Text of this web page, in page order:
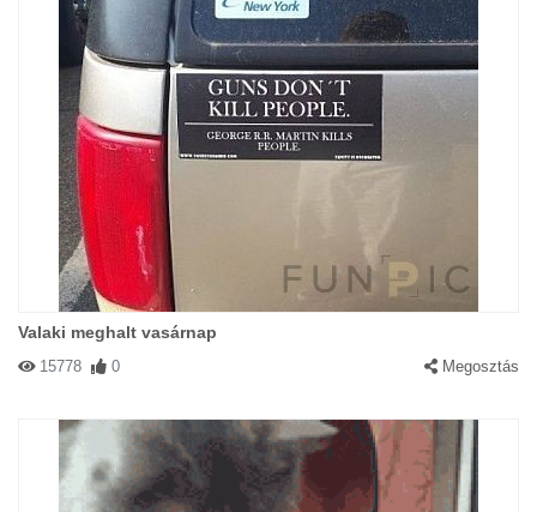
Valaki meghalt vasárnap
15778 0 Megosztás